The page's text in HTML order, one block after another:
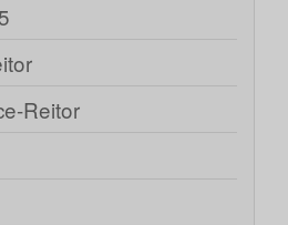
Reitor